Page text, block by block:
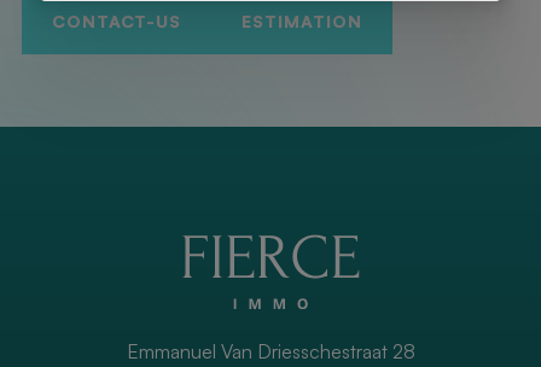
CONTACT-US ESTIMATION
Emmanuel Van Driesschestraat 28